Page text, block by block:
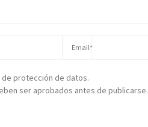
protección de datos.
ser aprobados antes de publicarse.